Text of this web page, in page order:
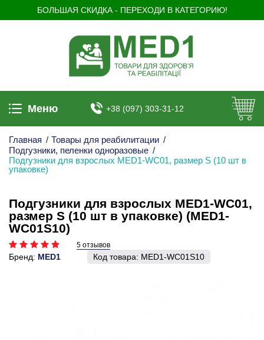
БОЛЬШАЯ СКИДКА - ПЕРЕХОДИ В КАТЕГОРИЮ!
Меню +38 (097) 303-31-12
Главная / Товары для реабилитации /
Подгузники, пеленки одноразовые /
Подгузники для взрослых MED1-WC01, размер S (10 шт в
упаковке)
Подгузники для взрослых MED1-WC01,
размер S (10 шт в упаковке) (MED1-
WC01S10)
5 отзывов
Бренд: MED1 Код товара: MED1-WC01S10